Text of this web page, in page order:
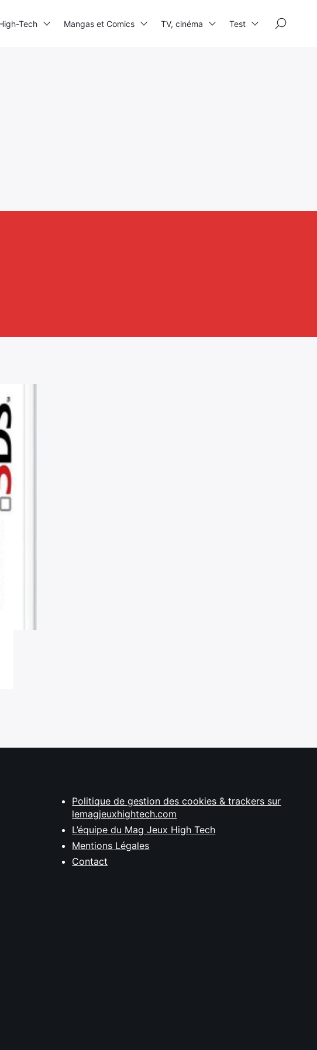
Tech Mangas et Comics TV, cinéma Test
Politique de gestion des cookies & trackers sur
lemagjeuxhightech.com
L’équipe du Mag Jeux High Tech
Mentions Légales
Contact